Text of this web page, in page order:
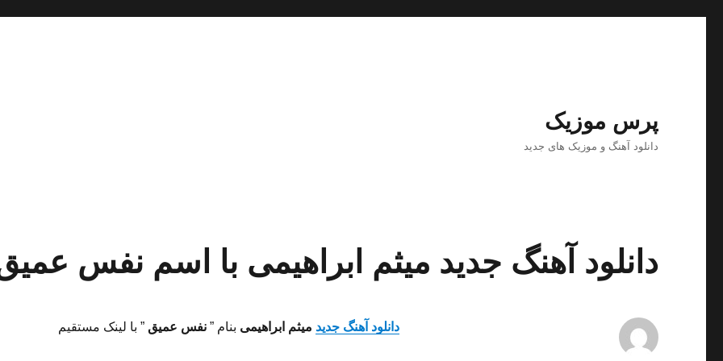
پرس موزیک
دانلود آهنگ و موزیک های جدید
دانلود آهنگ جدید میثم ابراهیمی با اسم نفس
دانلود آهنگ جدید میثم ابراهیمی بنام ”نفس عمیق” با لینک مستقیم